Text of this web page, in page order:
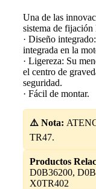
Una de las
sistema de fijación
· Diseño
integrada en la
· Ligereza: Su
el centro de
seguridad.
· Fácil de montar.
⚠️ Nota:
TR47.
Productos
D0B36200,
X0TR402